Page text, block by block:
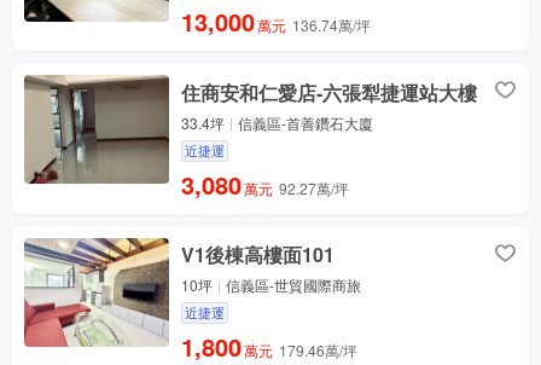
13,000萬元 136.74萬/坪
住商安和仁愛店-六張犁捷運站大樓
33.4坪 信義區-首善鑽石大廈
近捷運
3,080萬元 92.27萬/坪
V1後棟高樓面101
10坪 信義區-世貿國際商旅
近捷運
1,800萬元 179.46萬/坪